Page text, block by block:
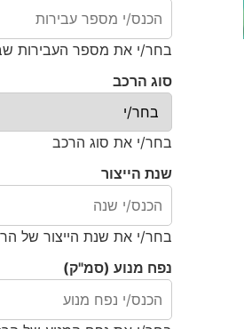
בחר/י את מספר העבירות
סוג הרכב
בחר/י את סוג הרכב
שנת הייצור
בחר/י את שנת הייצור של
נפח מנוע (סמ"ק)